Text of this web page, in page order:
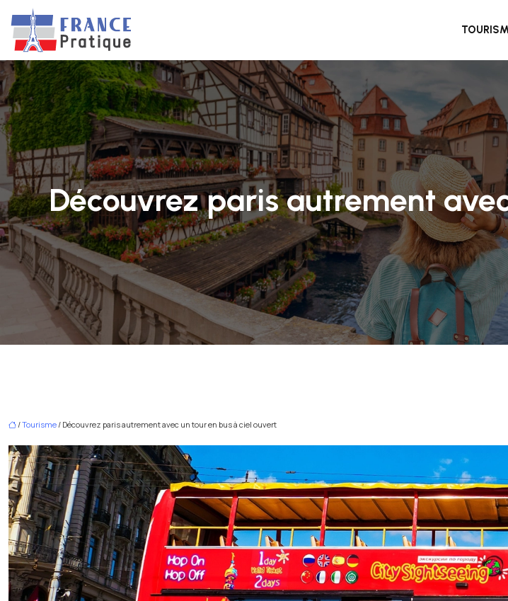
Découvrez paris autrement
/Tourisme/ Découvrez paris autrement avec un tour en bus à ciel ouvert